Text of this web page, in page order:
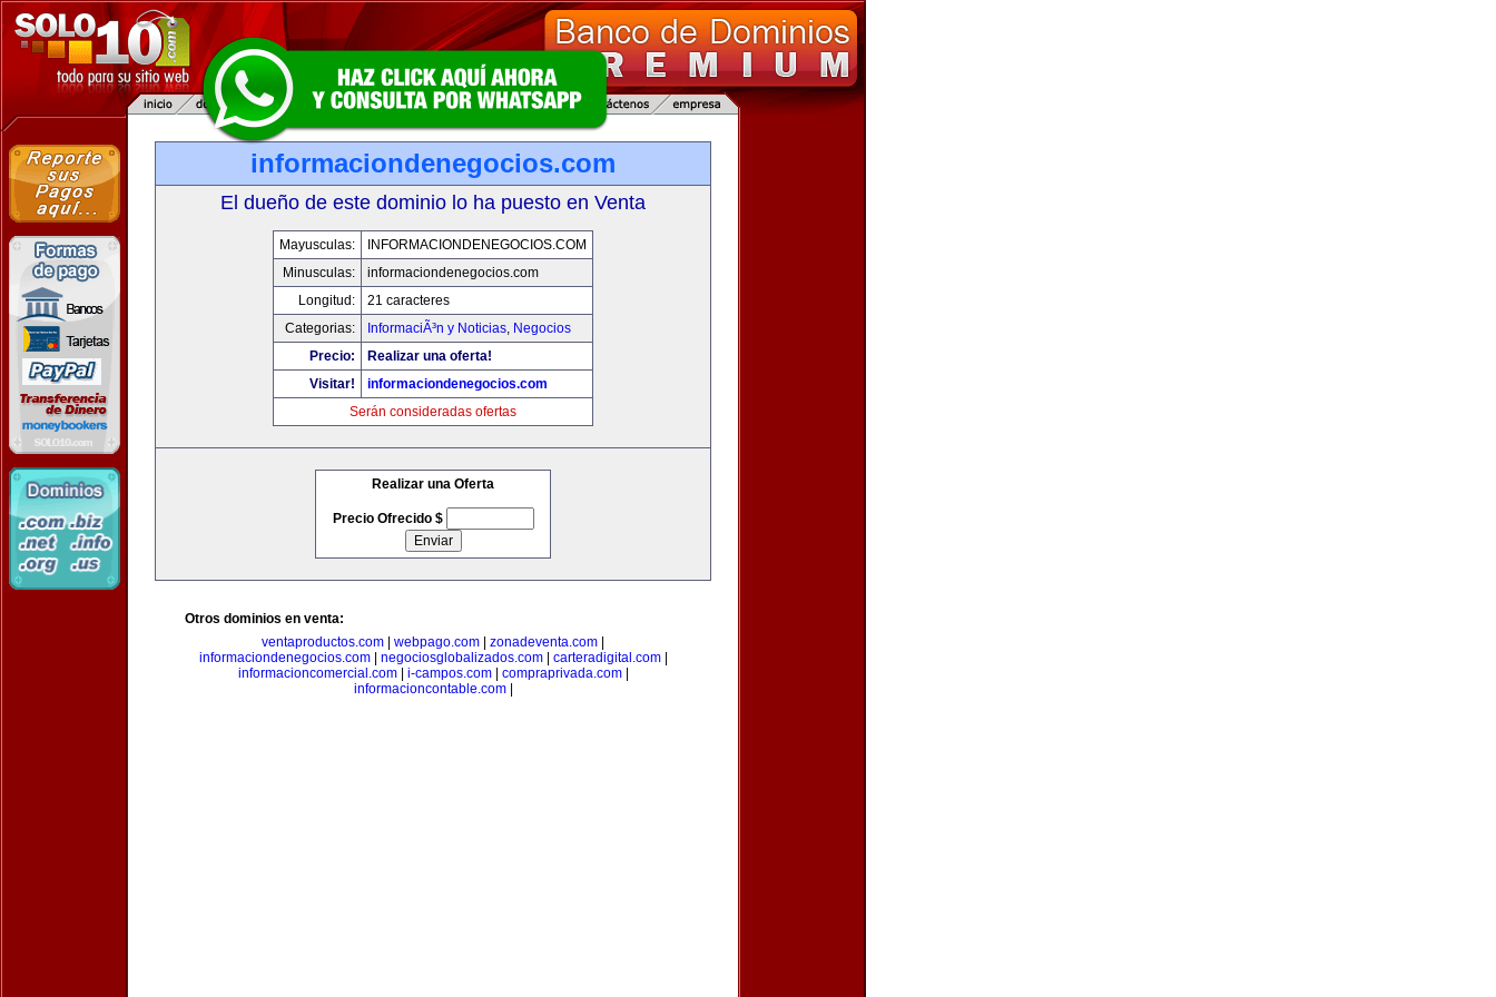
informaciondenegocios.com
El dueño de este dominio lo ha puesto en Venta
Mayusculas:
INFORMACIONDENEGOCIOS.COM
Minusculas:
informaciondenegocios.com
Longitud:
21 caracteres
Categorias:
InformaciÃ³n y Noticias, Negocios
Precio:
Realizar una oferta!
Visitar!
informaciondenegocios.com
Serán consideradas ofertas
Realizar una Oferta
Precio Ofrecido $
Otros dominios en venta:
ventaproductos.com
webpago.com zonadeventa.com
informaciondenegocios.com| negociosglobalizados.com| carteradigital.com|
informacioncomercial.com| i-campos.com| compraprivada.com|
informacioncontable.com|